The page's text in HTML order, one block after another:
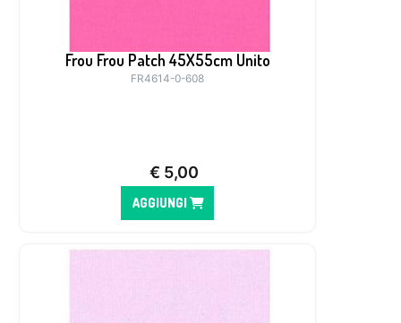
Frou Frou Patch 45X55cm Unito
FR4614-0-608
€ 5,00
AGGIUNGI